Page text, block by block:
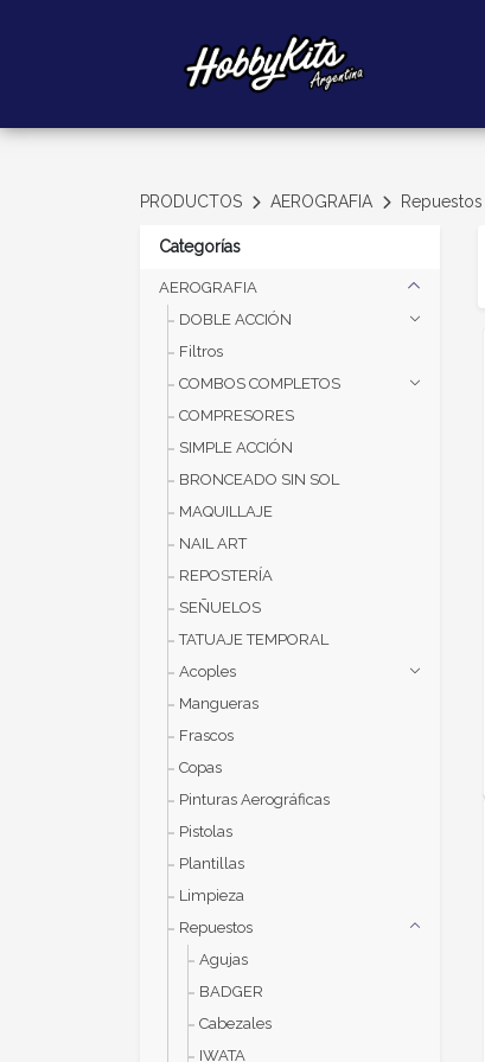
PRODUCTOS AEROGRAFIA Repuestos
Categorías
AEROGRAFIA
DOBLE ACCIÓN
Filtros
COMBOS COMPLETOS
COMPRESORES
SIMPLE ACCIÓN
BRONCEADO SIN SOL
MAQUILLAJE
NAIL ART
REPOSTERÍA
SEÑUELOS
TATUAJE TEMPORAL
Acoples
Mangueras
Frascos
Copas
Pinturas Aerográficas
Pistolas
Plantillas
Limpieza
Repuestos
Agujas
BADGER
Cabezales
IWATA